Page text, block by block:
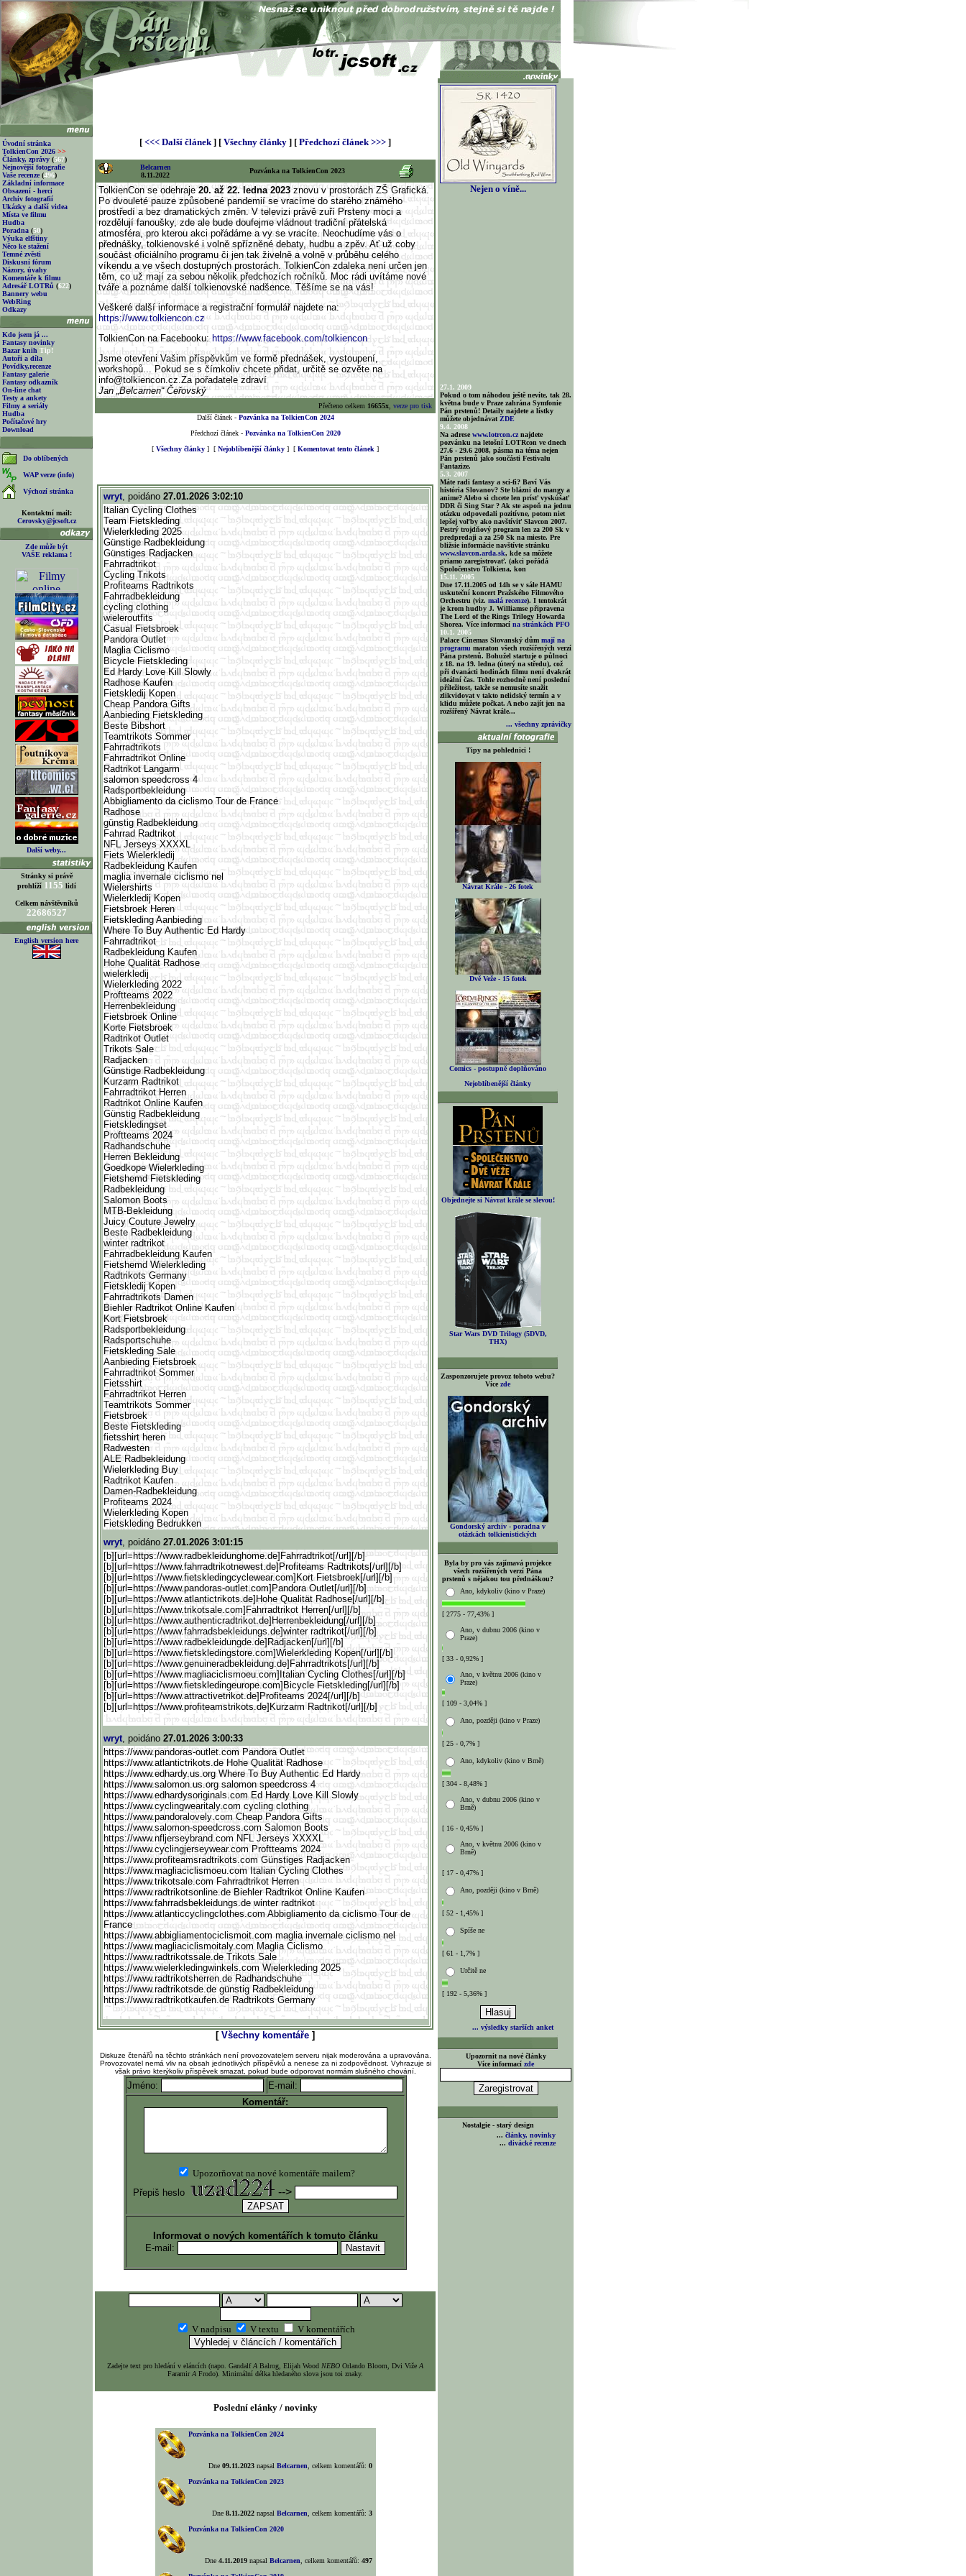
Úvodní stránka
TolkienCon 2026 >>
Články, zprávy (567)
Nejnovější fotografie
Vaše recenze (496)
Základní informace
Obsazení - herci
Archiv fotografií
Ukázky a další videa
Místa ve filmu
Hudba
Poradna (50)
Výuka elfštiny
Něco ke stažení
Temné zvěsti
Diskusní fórum
Názory, úvahy
Komentáře k filmu
Adresář LOTRů (622)
Bannery webu
WebRing
Odkazy
Kdo jsem já ...
Fantasy novinky
Bazar knih Tip!
Autoři a díla
Povídky,recenze
Fantasy galerie
Fantasy odkazník
On-line chat
Testy a ankety
Filmy a seriály
Hudba
Počítačové hry
Download
Do oblíbených
WAP verze (info)
Výchozí stránka
Kontaktní mail:
Cerovsky@jcsoft.cz
Zde může být
VAŠE reklama !
Další weby...
Stránky si právě
prohlíží1155 lidí
Celkem návštěvníků
22686527
English version here
[ <<< Další článek] [ Všechny články ] [ Předchozí článek >>> ]
Belcarnen
8.11.2022
Pozvánka na TolkienCon 2023
TolkienCon se odehraje20. až 22. ledna 2023znovu v prostorách ZŠ Grafická.
Po dvouleté pauze způsobené pandemií se vracíme do starého známého
prostředí a bez dramatických změn. V televizi právě zuří Prsteny moci a
rozdělují fanoušky, zde ale bude doufejme vládnout tradiční přátelská
atmosféra, pro kterou akci pořádáme a vy se vracíte. Neochudíme vás o
přednášky, tolkienovské i volně spřízněné debaty, hudbu a zpěv. Ať už coby
součást oficiálního programu či jen tak živelně a volně v průběhu celého
víkendu a ve všech dostupných prostorách. TolkienCon zdaleka není určen jen
těm, co už mají za sebou několik předchozích ročníků. Moc rádi uvítáme nové
tváře a poznáme další tolkienovské nadšence. Těšíme se na vás!
Veškeré další informace a registrační formulář najdete na:
https://www.tolkiencon.cz
TolkienCon na Facebooku: https://www.facebook.com/tolkiencon
Jsme otevřeni Vašim příspěvkům ve formě přednášek, vystoupení,
workshopů... Pokud se s čímkoliv chcete přidat, určitě se ozvěte na
info@tolkiencon.cz.Za pořadatele zdraví
Jan „Belcarnen“ Čeřovský
Přečteno celkem 16655x verze pro tisk
Další článek - Pozvánka na TolkienCon 2024
Předchozí článek - Pozvánka na TolkienCon 2020
[ Všechny články ] [ Nejoblíbenější články ] [ Komentovat tento článek ]
wryt, poidáno 27.01.2026 3:02:10
Italian Cycling Clothes
Team Fietskleding
Wielerkleding 2025
Günstige Radbekleidung
Günstiges Radjacken
Fahrradtrikot
Cycling Trikots
Profiteams Radtrikots
Fahrradbekleidung
cycling clothing
wieleroutfits
Casual Fietsbroek
Pandora Outlet
Maglia Ciclismo
Bicycle Fietskleding
Ed Hardy Love Kill Slowly
Radhose Kaufen
Fietskledij Kopen
Cheap Pandora Gifts
Aanbieding Fietskleding
Beste Bibshort
Teamtrikots Sommer
Fahrradtrikots
Fahrradtrikot Online
Radtrikot Langarm
salomon speedcross 4
Radsportbekleidung
Abbigliamento da ciclismo Tour de France
Radhose
günstig Radbekleidung
Fahrrad Radtrikot
NFL Jerseys XXXXL
Fiets Wielerkledij
Radbekleidung Kaufen
maglia invernale ciclismo nel
Wielershirts
Wielerkledij Kopen
Fietsbroek Heren
Fietskleding Aanbieding
Where To Buy Authentic Ed Hardy
Fahrradtrikot
Radbekleidung Kaufen
Hohe Qualität Radhose
wielerkledij
Wielerkleding 2022
Proftteams 2022
Herrenbekleidung
Fietsbroek Online
Korte Fietsbroek
Radtrikot Outlet
Trikots Sale
Radjacken
Günstige Radbekleidung
Kurzarm Radtrikot
Fahrradtrikot Herren
Radtrikot Online Kaufen
Günstig Radbekleidung
Fietskledingset
Proftteams 2024
Radhandschuhe
Herren Bekleidung
Goedkope Wielerkleding
Fietshemd Fietskleding
Radbekleidung
Salomon Boots
MTB-Bekleidung
Juicy Couture Jewelry
Beste Radbekleidung
winter radtrikot
Fahrradbekleidung Kaufen
Fietshemd Wielerkleding
Radtrikots Germany
Fietskledij Kopen
Fahrradtrikots Damen
Biehler Radtrikot Online Kaufen
Kort Fietsbroek
Radsportbekleidung
Radsportschuhe
Fietskleding Sale
Aanbieding Fietsbroek
Fahrradtrikot Sommer
Fietsshirt
Fahrradtrikot Herren
Teamtrikots Sommer
Fietsbroek
Beste Fietskleding
fietsshirt heren
Radwesten
ALE Radbekleidung
Wielerkleding Buy
Radtrikot Kaufen
Damen-Radbekleidung
Profiteams 2024
Wielerkleding Kopen
Fietskleding Bedrukken
wryt, poidáno 27.01.2026 3:01:15
[b][url=https://www.radbekleidunghome.de]Fahrradtrikot[/url][/b]
[b][url=https://www.fahrradtrikotnewest.de]Profiteams Radtrikots[/url][/b]
[b][url=https://www.fiets kledingcyclewear.com]Kort Fietsbroek[/url][/b]
[b][url=https://www.pandoras-outlet.com]Pandora Outlet[/url][/b]
[b][url=https://www.atlantictrikots.de]Hohe Qualität Radhose[/url][/b]
[b][url=https://www.trikotsale.com]Fahrradtrikot Herren[/url][/b]
[b][url=https://www.authenticradtrikot.de]Herrenbekleidung[/url][/b]
[b][url=https://www.fahrradsbekleidungs.de]winter radtrikot[/url][/b]
[b][url=https://www.radbekleidungde.de]Radjacken[/url][/b]
[b][url=https://www.fiets kledingstore.com]Wielerkleding Kopen[/url][/b]
[b][url=https://www.genuineradbekleidung.de]Fahrradtrikots[/url][/b]
[b][url=https://www.magliaciclismoeu.com]Italian Cycling Clothes[/url][/b]
[b][url=https://www.fiets kledingeurope.com]Bicycle Fietskleding[/url][/b]
[b][url=https://www.attractivetrikot.de]Profiteams 2024[/url][/b]
[b][url=https://www.profiteamstrikots.de]Kurzarm Radtrikot[/url][/b]
wryt, poidáno 27.01.2026 3:00:33
https://www.pandoras-outlet.com Pandora Outlet
https://www.atlantictrikots.de Hohe Qualität Radhose
https://www.edhardy.us.org Where To Buy Authentic Ed Hardy
https://www.salomon.us.org salomon speedcross 4
https://www.edhardysoriginals.com Ed Hardy Love Kill Slowly
https://www.cyclingwearitaly.com cycling clothing
https://www.pandoralovely.com Cheap Pandora Gifts
https://www.salomon-speedcross.com Salomon Boots
https://www.nfljerseybrand.com NFL Jerseys XXXXL
https://www.cyclingjerseywear.com Proftteams 2024
https://www.profiteamsradtrikots.com Günstiges Radjacken
https://www.magliaciclismoeu.com Italian Cycling Clothes
https://www.trikotsale.com Fahrradtrikot Herren
https://www.radtrikotsonline.de Biehler Radtrikot Online Kaufen
https://www.fahrradsbekleidungs.de winter radtrikot
https://www.atlanticcyclingclothes.com Abbigliamento da ciclismo Tour de
France
https://www.abbigliamentociclismoit.com maglia invernale ciclismo nel
https://www.magliaciclismoitaly.com Maglia Ciclismo
https://www.radtrikotssale.de Trikots Sale
https://www.wielerkledingwinkels.com Wielerkleding 2025
https://www.radtrikotsherren.de Radhandschuhe
https://www.radtrikotsde.de günstig Radbekleidung
https://www.radtrikotkaufen.de Radtrikots Germany
[ Všechny komentáře ]
Diskuze čtenářů na těchto stránkách není provozovatelem serveru nijak moderována a upravována.
Provozovatel nemá vliv na obsah jednotlivých příspěvků a nenese za ni zodpovědnost. Vyhrazuje si
však právo kterýkoliv příspěvek smazat, pokud bude odporovat normám slušného chování.
Jméno:
E-mail:
Komentář:
Upozorňovat na nové komentáře mailem?
Přepiš heslo
-->
Informovat o nových komentářích k tomuto článku
E-mail:
V nadpisu V textu V komentářích
Zadejte text pro hledání v eláncích (napo. GandalfA Balrog, Elijah Wood NEBO Orlando Bloom, Dvi Viže A
FaramirA Frodo). Minimální délka hledaného slova jsou toi znaky.
Poslední elánky / novinky
Pozvánka na TolkienCon 2024
Dne 09.11.2023napsal Belcarnen , celkem komentářů: 0
Pozvánka na TolkienCon 2023
Dne 8.11.2022napsal Belcarnen , celkem komentářů: 3
Pozvánka na TolkienCon 2020
Dne 4.11.2019napsal Belcarnen , celkem komentářů: 497
Nejen o víně...
27.1. 2009
Pokud o tom náhodou ještě nevíte, tak 28.
května bude v Praze zahrána Symfonie
Pán prstenů! Detaily najdete a lístky
můžete objednávat ZDE
9.4. 2008
Na adrese www.lotrcon.cznajdete
pozvánku na letošní LOTRcon ve dnech
27.6 - 29.6 2008, pásma na téma nejen
Pán prstenů jako součásti Festivalu
Fantazize.
5.3. 2007
Máte radi fantasy a sci-fi? Baví Vás
história Slovanov? Ste blázni do mangy a
anime? Alebo si chcete len prísť vyskúšať
DDR či Sing Star ? Ak ste aspoň na jednu
otázku odpovedali pozitívne, potom niet
lepšej voľby ako navštíviť Slavcon 2007.
Pestrý trojdňový program len za 200 Sk v
predpredaji a za 250 Sk na mieste. Pre
bližsie informácie navštívte stránku
www.slavcon.arda.sk, kde sa môžete
priamo zaregistrovať. (akci pořádá
Spoločenstvo Tolkiena, kon
15.11. 2005
Dne 17.11.2005 od 14h se v sále HAMU
uskuteční koncert Pražského Filmového
Orchestru (viz. malá recenze). I tentokrát
je krom hudby J. Williamse připravena
The Lord of the Rings Trilogy Howarda
Shorea. Více informací na stránkách PFO
10.1. 2005
Palace Cinemas Slovanský dům mají na
programu maraton všech rozšířených verzí
Pána prstenů. Bohužel startuje o půlnoci
z 18. na 19. ledna (úterý na středu), což
při dvanácti hodinách filmu není dvakrát
ideální čas. Tohle rozhodně není poslední
příležitost, takže se nemusíte snažit
zlikvidovat v takto nelidský termín a v
klidu můžete počkat. A nebo zajít jen na
rozšířený Návrat krále...
... všechny zprávičky
Tipy na pohlednici !
Návrat Krále - 26 fotek
Dvě Veže - 15 fotek
Comics - postupně doplňováno
Nejoblíbenější články
Objednejte si Návrat krále se slevou!
Star Wars DVD Trilogy (5DVD,
THX)
Zasponzorujete provoz tohoto webu?
Více zde
Gondorský archiv - poradna v
otázkách tolkienistických
Byla by pro vás zajímavá projekce
všech rozšířených verzí Pána
prstenů s nějakou tou přednáškou?
Ano, kdykoliv (kino v Praze)
[ 2775 - 77,43% ]
Ano, v dubnu 2006 (kino v
Praze)
[ 33 - 0,92% ]
Ano, v květnu 2006 (kino v
Praze)
[ 109 - 3,04% ]
Ano, později (kino v Praze)
[ 25 - 0,7% ]
Ano, kdykoliv (kino v Brně)
[ 304 - 8,48% ]
Ano, v dubnu 2006 (kino v
Brně)
[ 16 - 0,45% ]
Ano, v květnu 2006 (kino v
Brně)
[ 17 - 0,47% ]
Ano, později (kino v Brně)
[ 52 - 1,45% ]
Spíše ne
[ 61 - 1,7% ]
Určitě ne
[ 192 - 5,36% ]
... výsledky starších anket
Upozornit na nové články
Více informací zde
Nostalgie - starý design
... články, novinky
... divácké recenze